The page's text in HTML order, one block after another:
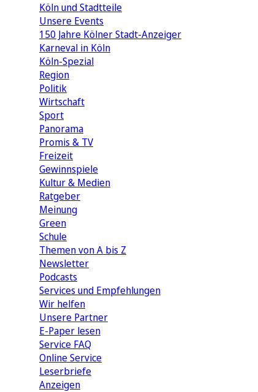
Köln und Stadtteile
Unsere Events
150 Jahre Kölner Stadt-Anzeiger
Karneval in Köln
Köln-Spezial
Region
Politik
Wirtschaft
Sport
Panorama
Promis & TV
Freizeit
Gewinnspiele
Kultur & Medien
Ratgeber
Meinung
Green
Schule
Themen von A bis Z
Newsletter
Podcasts
Services und Empfehlungen
Wir helfen
Unsere Partner
E-Paper lesen
Service FAQ
Online Service
Leserbriefe
Anzeigen